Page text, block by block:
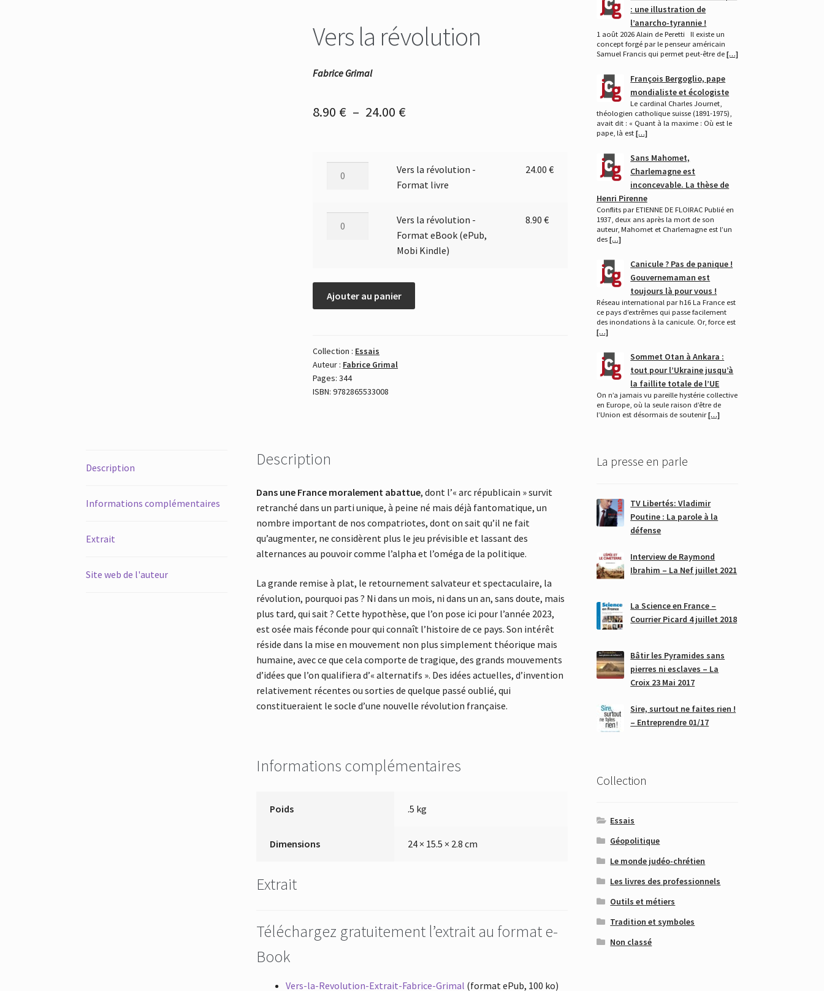
Vers la révolution
Fabrice Grimal
8.90 € – 24.00 €Plage
8.90 €
24.00 €
la
révolution
Vers la révolution -
Format livre
24.00 €
révolution
-
Format
Mobi
Kindle)
Vers la révolution -
Format eBook (ePub,
Mobi Kindle)
8.90 €
Ajouter au panier
Collection : Essais
Auteur : Fabrice Grimal
Pages: 344
ISBN: 9782865533008
Description
Informations complémentaires
Extrait
Site web de l'auteur
Description
Dans une France moralement abattue, dont l’« arc républicain » survit
retranché dans un parti unique, à peine né mais déjà fantomatique, un
nombre important de nos compatriotes, dont on sait qu’il ne fait
qu’augmenter, ne considèrent plus le jeu prévisible et lassant des
alternances au pouvoir comme l’alpha et l’oméga de la politique.
La grande remise à plat, le retournement salvateur et spectaculaire, la
révolution, pourquoi pas ? Ni dans un mois, ni dans un an, sans doute, mais
plus tard, qui sait ? Cette hypothèse, que l’on pose ici pour l’année 2023,
est osée mais féconde pour qui connaît l’histoire de ce pays. Son intérêt
réside dans la mise en mouvement non plus simplement théorique mais
humaine, avec ce que cela comporte de tragique, des grands mouvements
d’idées que l’on qualifiera d’« alternatifs ». Des idées actuelles, d’invention
relativement récentes ou sorties de quelque passé oublié, qui
constitueraient le socle d’une nouvelle révolution française.
Informations complémentaires
Poids .5 kg
Dimensions 24 × 15.5 × 2.8 cm
Extrait
Téléchargez gratuitement l’extrait au format e-
Book
Vers-la-Revolution-Extrait-Fabrice-Grimal (format ePub, 100 ko)
: une illustration de
l’anarcho-tyrannie !
1 août 2026 Alain de Peretti Il existe un
concept forgé par le penseur américain
Samuel Francis qui permet peut-être de […]
François Bergoglio, pape
mondialiste et écologiste
Le cardinal Charles Journet,
théologien catholique suisse (1891-1975),
avait dit : « Quant à la maxime : Où est le
pape, là est […]
Sans Mahomet,
Charlemagne est
inconcevable. La thèse de
Henri Pirenne
Conflits par ETIENNE DE FLOIRAC Publié en
1937, deux ans après la mort de son
auteur, Mahomet et Charlemagne est l’un
des […]
Canicule ? Pas de panique !
Gouvernemaman est
toujours là pour vous !
Réseau international par h16 La France est
ce pays d’extrêmes qui passe facilement
des inondations à la canicule. Or, force est
[…]
Sommet Otan à Ankara :
tout pour l’Ukraine jusqu’à
la faillite totale de l’UE
On n’a jamais vu pareille hystérie collective
en Europe, où la seule raison d’être de
l’Union est désormais de soutenir[…]
La presse en parle
TV Libertés: Vladimir
Poutine : La parole à la
défense
Interview de Raymond
Ibrahim – La Nef juillet 2021
La Science en France –
Courrier Picard 4 juillet 2018
Bâtir les Pyramides sans
pierres ni esclaves – La
Croix 23 Mai 2017
Sire, surtout ne faites rien !
– Entreprendre 01/17
Collection
Essais
Géopolitique
Le monde judéo-chrétien
Les livres des professionnels
Outils et métiers
Tradition et symboles
Non classé